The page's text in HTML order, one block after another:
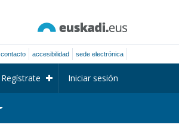
contacto accesibilidad sede electrónica
Regístrate Iniciar sesión